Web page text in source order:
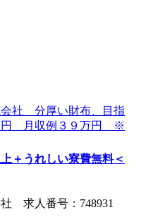
＋うれしい寮費無料＜
求人番号：748931